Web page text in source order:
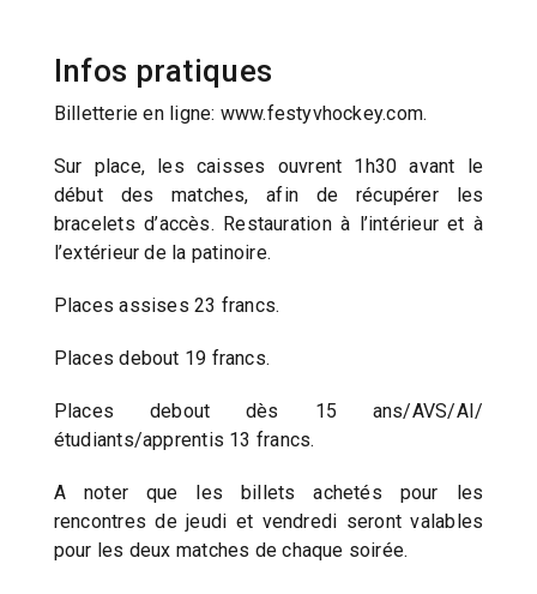
Infos pratiques
Billetterie en ligne: www.festyvhockey.com.
Sur place, les caisses ouvrent 1h30 avant le
début des matches, afin de récupérer les
bracelets d’accès. Restauration à l’intérieur et à
l’extérieur de la patinoire.
Places assises 23 francs.
Places debout 19 francs.
Places debout dès 15 ans/AVS/AI/
étudiants/apprentis 13 francs.
A noter que les billets achetés pour les
rencontres de jeudi et vendredi seront valables
pour les deux matches de chaque soirée.